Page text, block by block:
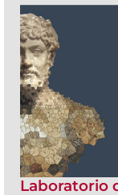
Laboratorio